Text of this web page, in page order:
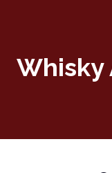
Whisky